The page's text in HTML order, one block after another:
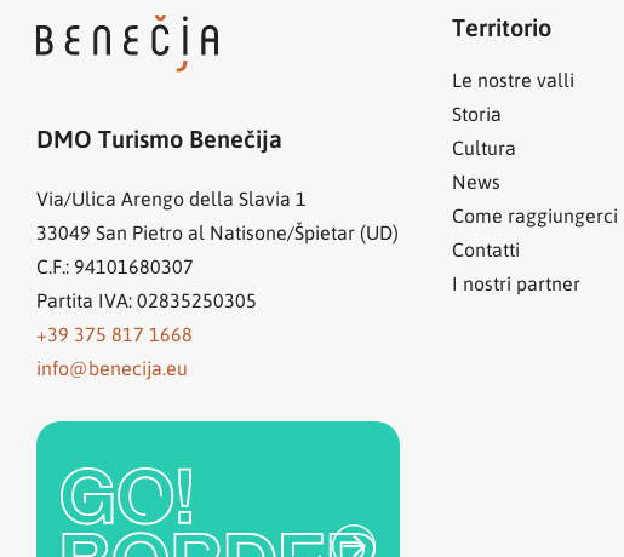
DMO Turismo Benečija
Via/Ulica Arengo della Slavia 1
33049 San Pietro al Natisone/Špietar (UD)
C.F.: 94101680307
Partita IVA: 02835250305
+39 375 817 1668
info@benecija.eu
Territorio
Le nostre valli
Storia
Cultura
News
Come raggiungerci
Contatti
I nostri partner